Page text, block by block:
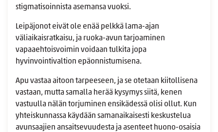
stigmatisoinnista asemansa vuoksi.
Leipäjonot eivät ole enää pelkkä lama-ajan
väliaikaisratkaisu, ja ruoka-avun tarjoaminen
vapaaehtoisvoimin voidaan tulkita jopa
hyvinvointivaltion epäonnistumisena.
Apu vastaa aitoon tarpeeseen, ja se otetaan kiitollisena
vastaan, mutta samalla herää kysymys siitä, kenen
vastuulla nälän torjuminen ensikädessä olisi ollut. Kun
yhteiskunnassa käydään samanaikaisesti keskustelua
avunsaajien ansaitsevuudesta ja asenteet huono-osaisia